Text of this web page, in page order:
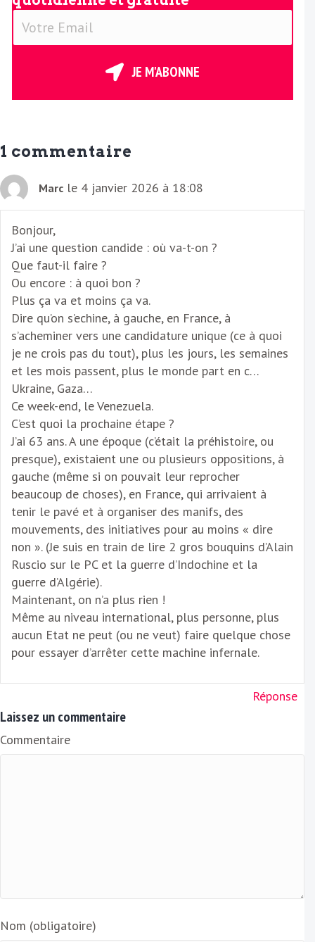
V
E
i
l
JE M'ABONNE
1 commentaire
Marc le 4 janvier 2026 à 18:08
Bonjour,
J’ai une question candide : où va-t-on ?
Que faut-il faire ?
Ou encore : à quoi bon ?
Plus ça va et moins ça va.
Dire qu’on s’echine, à gauche, en France, à
s’acheminer vers une candidature unique (ce à quoi
je ne crois pas du tout), plus les jours, les semaines
et les mois passent, plus le monde part en c…
Ukraine, Gaza…
Ce week-end, le Venezuela.
C’est quoi la prochaine étape ?
J’ai 63 ans. A une époque (c’était la préhistoire, ou
presque), existaient une ou plusieurs oppositions, à
gauche (même si on pouvait leur reprocher
beaucoup de choses), en France, qui arrivaient à
tenir le pavé et à organiser des manifs, des
mouvements, des initiatives pour au moins « dire
non ». (Je suis en train de lire 2 gros bouquins d’Alain
Ruscio sur le PC et la guerre d’Indochine et la
guerre d’Algérie).
Maintenant, on n’a plus rien !
Même au niveau international, plus personne, plus
aucun Etat ne peut (ou ne veut) faire quelque chose
pour essayer d’arrêter cette machine infernale.
Réponse
Laissez un commentaire
Commentaire
Nom (obligatoire)